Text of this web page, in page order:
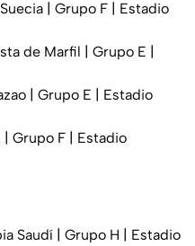
| Grupo F | Estadio
de Marfil | Grupo E |
| Grupo E | Estadio
| Grupo F | Estadio
Saudí | Grupo H | Estadio